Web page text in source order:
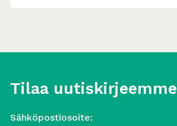
Tilaa uutiskirjeemme
Sähköpostiosoite: